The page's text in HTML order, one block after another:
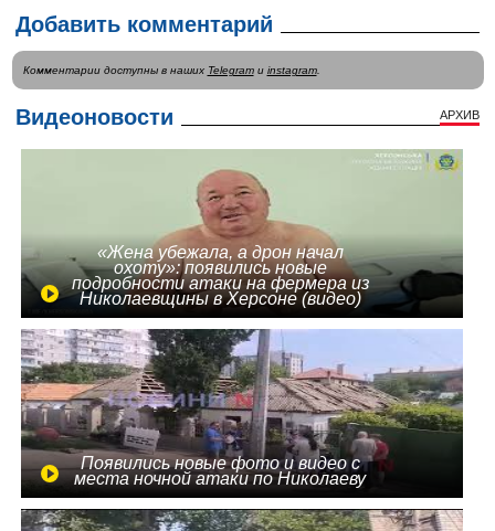
Добавить комментарий
Комментарии доступны в наших Telegramи instagram.
Видеоновости АРХИВ
«Жена убежала, а дрон начал
охоту»: появились новые
подробности атаки на фермера из
Николаевщины в Херсоне (видео)
Появились новые фото и видео с
места ночной атаки по Николаеву